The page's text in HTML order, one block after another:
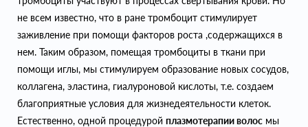
не всем известно, что в ране тромбоцит стимулирует
заживление при помощи факторов роста ,содержащихся в
нем. Таким образом, помещая тромбоциты в ткани при
помощи иглы, мы стимулируем образование новых сосудов,
коллагена, эластина, гиалуроновой кислоты, т.е. создаем
благоприятные условия для жизнедеятельности клеток.
Естественно, одной процедурой плазмотерапии волос мы